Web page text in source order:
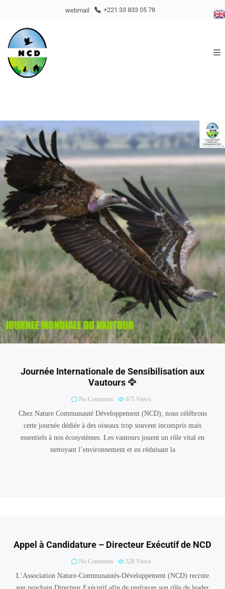
webmail +221 33 833 05 78
Journée Internationale de Sensibilisation aux
Vautours 🦅
No Comments 675 Views
Chez Nature Communauté Développement (NCD), nous célébrons
cette journée dédiée à des oiseaux trop souvent incompris mais
essentiels à nos écosystèmes. Les vautours jouent un rôle vital en
nettoyant l’environnement et en réduisant la
Appel à Candidature – Directeur Exécutif de NCD
No Comments 328 Views
L’Association Nature-Communautés-Développement (NCD) recrute